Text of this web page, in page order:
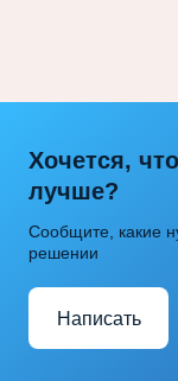
Хочется,
лучше?
Сообщите, какие
решении
Написать